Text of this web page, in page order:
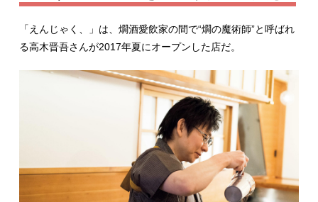
「えんじゃく、」は、燗酒愛飲家の間で“燗の魔術師”と呼ばれ
る高木晋吾さんが2017年夏にオープンした店だ。